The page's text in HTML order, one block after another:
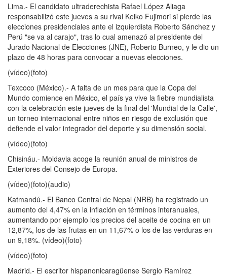
Lima.- El candidato ultraderechista Rafael López Aliaga
responsabilizó este jueves a su rival Keiko Fujimori si pierde las
elecciones presidenciales ante el izquierdista Roberto Sánchez y
Perú "se va al carajo", tras lo cual amenazó al presidente del
Jurado Nacional de Elecciones (JNE), Roberto Burneo, y le dio un
plazo de 48 horas para convocar a nuevas elecciones.
(vídeo)(foto)
Texcoco (México).- A falta de un mes para que la Copa del
Mundo comience en México, el país ya vive la fiebre mundialista
con la celebración este jueves de la final del 'Mundial de la Calle',
un torneo internacional entre niños en riesgo de exclusión que
defiende el valor integrador del deporte y su dimensión social.
(vídeo)(foto)
Chisináu.- Moldavia acoge la reunión anual de ministros de
Exteriores del Consejo de Europa.
(vídeo)(foto)(audio)
Katmandú.- El Banco Central de Nepal (NRB) ha registrado un
aumento del 4,47% en la inflación en términos interanuales,
aumentando por ejemplo los precios del aceite de cocina en un
12,87%, los de las frutas en un 11,67% o los de las verduras en
un 9,18%. (vídeo)(foto)
(vídeo)(foto)
Madrid.- El escritor hispanonicaragüense Sergio Ramírez